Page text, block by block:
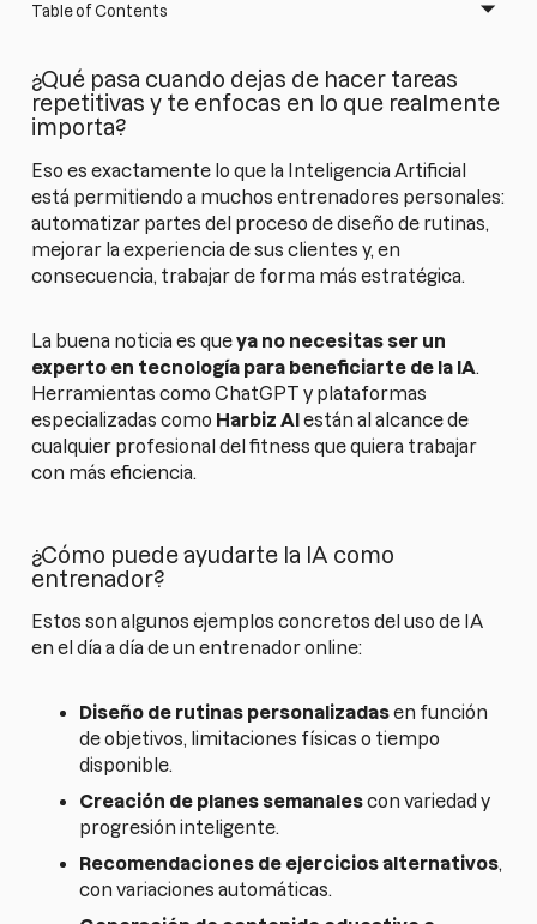
Table of Contents
¿Qué pasa cuando dejas de hacer tareas
repetitivas y te enfocas en lo que realmente
importa?
Eso es exactamente lo que la Inteligencia Artificial
está permitiendo a muchos entrenadores personales:
automatizar partes del proceso de diseño de rutinas,
mejorar la experiencia de sus clientes y, en
consecuencia, trabajar de forma más estratégica.
La buena noticia es queya no necesitas ser un
experto en tecnología para beneficiarte de la IA.
Herramientas como ChatGPT y plataformas
especializadas como Harbiz AIestán al alcance de
cualquier profesional del fitness que quiera trabajar
con más eficiencia.
¿Cómo puede ayudarte la IA como
entrenador?
Estos son algunos ejemplos concretos del uso de IA
en el día a día de un entrenador online:
Diseño de rutinas personalizadasen función
de objetivos, limitaciones físicas o tiempo
disponible.
Creación de planes semanalescon variedad y
progresión inteligente.
Recomendaciones de ejercicios alternativos,
con variaciones automáticas.